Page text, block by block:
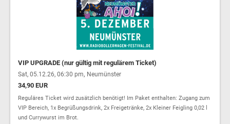
VIP UPGRADE (nur gültig mit regulärem Ticket)
Sat, 05.12.26, 06:30 pm, Neumünster
34,90 EUR
Reguläres Ticket wird zusätzlich benötigt! Im Paket enthalten: Zugang zum
VIP Bereich, 1x Begrüßungsdrink, 2x Freigetränke, 2x Kleiner Feigling 0,02 l
und Currywurst im Brot.